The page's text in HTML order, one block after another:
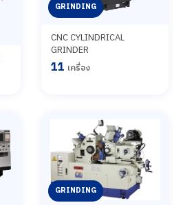
GRINDING
CNC CYLINDRICAL
GRINDER
11 เครื่อง
GRINDING